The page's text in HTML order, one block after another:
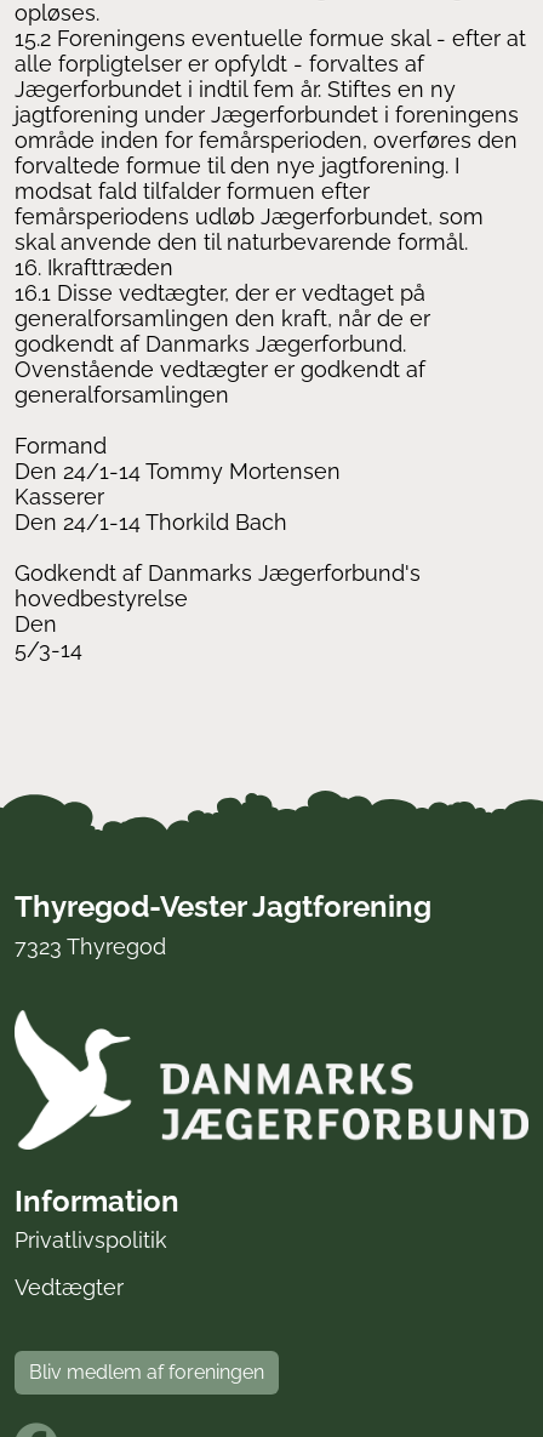
opløses.
15.2 Foreningens eventuelle formue skal - efter at
alle forpligtelser er opfyldt - forvaltes af
Jægerforbundet i indtil fem år. Stiftes en ny
jagtforening under Jægerforbundet i foreningens
område inden for femårsperioden, overføres den
forvaltede formue til den nye jagtforening. I
modsat fald tilfalder formuen efter
femårsperiodens udløb Jægerforbundet, som
skal anvende den til naturbevarende formål.
16. Ikrafttræden
16.1 Disse vedtægter, der er vedtaget på
generalforsamlingen den kraft, når de er
godkendt af Danmarks Jægerforbund.
Ovenstående vedtægter er godkendt af
generalforsamlingen
Formand
Den 24/1-14 Tommy Mortensen
Kasserer
Den 24/1-14 Thorkild Bach
Godkendt af Danmarks Jægerforbund's
hovedbestyrelse
Den
5/3-14
Thyregod-Vester Jagtforening
7323 Thyregod
Information
Privatlivspolitik
Vedtægter
Bliv medlem af foreningen